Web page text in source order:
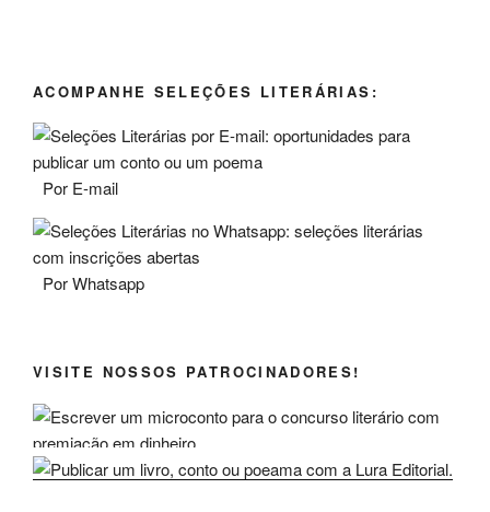
ACOMPANHE SELEÇÕES LITERÁRIAS:
Por E-mail
Por Whatsapp
VISITE NOSSOS PATROCINADORES!